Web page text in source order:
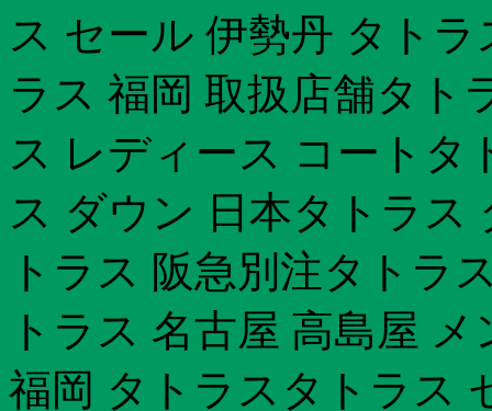
ス セール 伊勢丹 タト
ラス 福岡 取扱店舗タト
ス レディース コートタ
ス ダウン 日本タトラス
トラス 阪急別注タトラ
トラス 名古屋 高島屋
福岡 タトラスタトラス